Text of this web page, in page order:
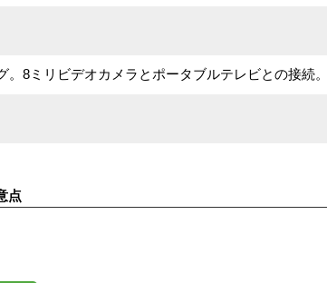
8ミリビデオカメラとポータブルテレビとの接続。
点